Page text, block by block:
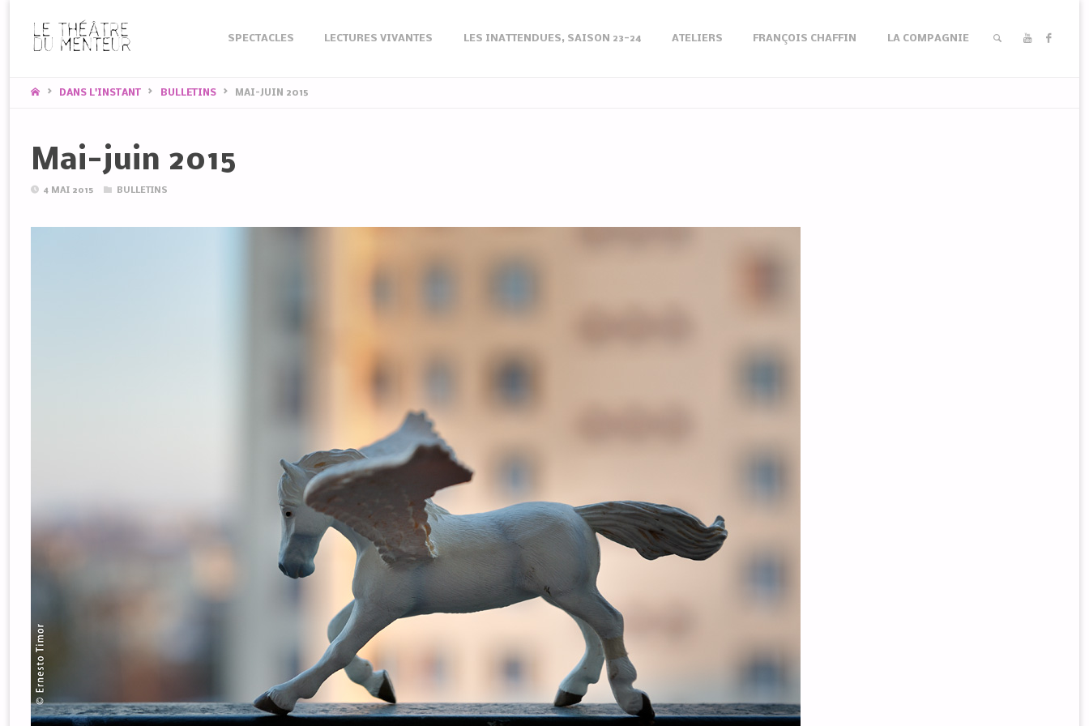
content
SPECTACLES LECTURES VIVANTES LES INATTENDUES, SAISON 23-24 ATELIERS FRANÇOIS CHAFFIN LA COMPAGNIE
HOMEDANS L'INSTANT BULLETINS MAI-JUIN 2015
Mai-juin 2015
4 MAI 2015 BULLETINS